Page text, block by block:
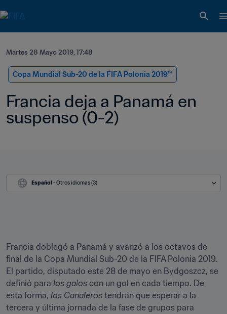
Martes 28 Mayo 2019, 17:48
Copa Mundial Sub-20 de la FIFA Polonia 2019™
Francia deja a Panamá en
suspenso (0-2)
Español - Otros idiomas (3)
Francia doblegó a Panamá y avanzó a los octavos de
final de la Copa Mundial Sub-20 de la FIFA Polonia 2019.
El partido, disputado este 28 de mayo en Bydgoszcz, se
definió para los galos con un gol en cada tiempo. De
esta forma, los Canaleros tendrán que esperar a la
tercera y última jornada de la fase de grupos para